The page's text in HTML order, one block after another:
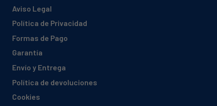
Aviso Legal
Política de Privacidad
Formas de Pago
Garantía
Envío y Entrega
Política de devoluciones
Cookies